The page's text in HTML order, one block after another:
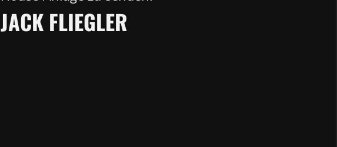
JACK FLIEGLER